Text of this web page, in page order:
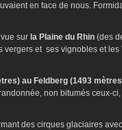
en face de nous.
sur la Plaine du Rhin (des
vergers et ses vignobles et les
au Feldberg (1493
non bitumés ceux-
des cirques glaciaires